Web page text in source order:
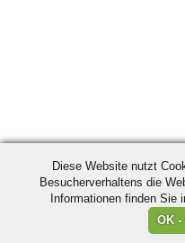
Diese Website nutzt
Besucherverhaltens die
Informationen finden Sie